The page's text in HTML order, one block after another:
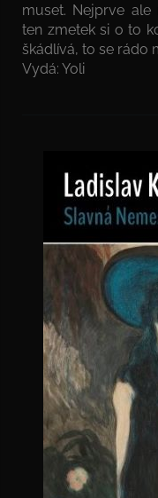
muset. Nejprve ale
ten zmetek si o to
škádlívá, to se rádo
Vydá: Yoli